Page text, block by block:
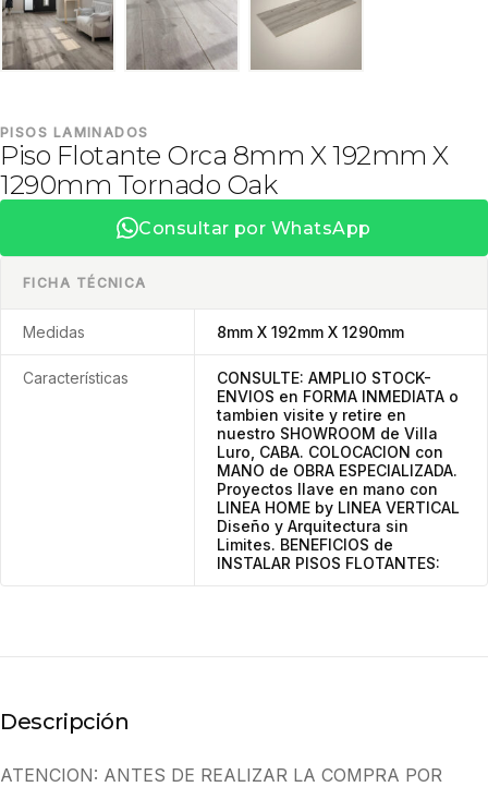
PISOS LAMINADOS
Piso Flotante Orca 8mm X 192mm X
1290mm Tornado Oak
Consultar por WhatsApp
FICHA TÉCNICA
Medidas 8mm X 192mm X 1290mm
Características
CONSULTE: AMPLIO STOCK-
ENVIOS en FORMA INMEDIATA o
tambien visite y retire en
nuestro SHOWROOM de Villa
Luro, CABA. COLOCACION con
MANO de OBRA ESPECIALIZADA.
Proyectos llave en mano con
LINEA HOME by LINEA VERTICAL
Diseño y Arquitectura sin
Limites. BENEFICIOS de
INSTALAR PISOS FLOTANTES:
Descripción
ATENCION: ANTES DE REALIZAR LA COMPRA POR